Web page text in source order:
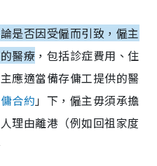
是否因受僱而引致，僱主
醫療 ，包括診症費用、住
應適當備存傭工提供的醫
合約 」下，僱主毋須承擔
理由離港（例如回祖家度